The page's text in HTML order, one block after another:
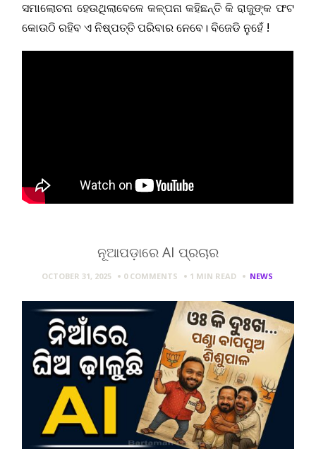
ସମାଲୋଚନା ହେଉଥିଲାବେଳେ କଳ୍ପନା କହିଛନ୍ତି କି ରାଜୁଙ୍କ ଫଟ
କୋଉଠି ରହିବ ଏ ନିଷ୍ପତ୍ତି ପରିବାର ନେବେ। ବିଜେଡି ନୁହେଁ !
ନୂଆପଡ଼ାରେ AI ପ୍ରଚାର
OCTOBER 31, 2025 0 COMMENTS 1 MIN READ NEWS